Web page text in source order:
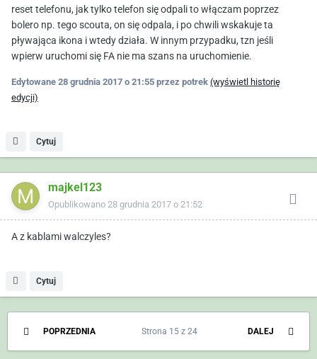
reset telefonu, jak tylko telefon się odpali to włączam poprzez
bolero np. tego scouta, on się odpala, i po chwili wskakuje ta
pływająca ikona i wtedy działa. W innym przypadku, tzn jeśli
wpierw uruchomi się FA nie ma szans na uruchomienie.
Edytowane 28 grudnia 2017 o 21:55 przez potrek (wyświetl historię
edycji)
Cytuj
majkel123
Opublikowano 28 grudnia 2017 o 21:52
A z kablami walczyles?
Cytuj
POPRZEDNIA DALEJ
Strona 15 z 24